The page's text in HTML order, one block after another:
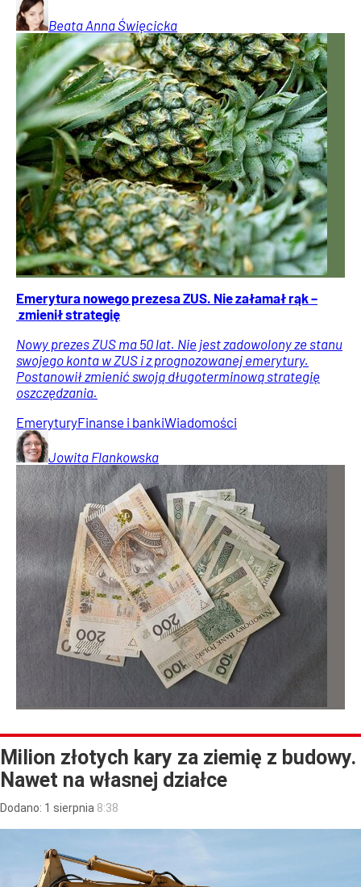
Beata Anna Święcicka
Emerytura nowego prezesa ZUS. Nie załamał rąk –
zmienił strategię
Nowy prezes ZUS ma 50 lat. Nie jest zadowolony ze stanu
swojego konta w ZUS i z prognozowanej emerytury.
Postanowił zmienić swoją długoterminową strategię
oszczędzania.
EmeryturyFinanse i bankiWiadomości
Jowita Flankowska
Milion złotych kary za ziemię z budowy.
Nawet na własnej działce
Dodano: 1 sierpnia 8:38